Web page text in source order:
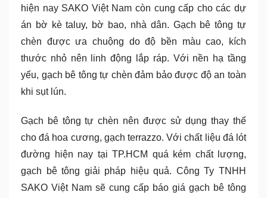
hiện nay SAKO Việt Nam còn cung cấp cho các dự
án bờ kè taluy, bờ bao, nhà dân. Gạch bê tông tự
chèn được ưa chuộng do độ bền màu cao, kích
thước nhỏ nên linh động lắp ráp. Với nền hạ tầng
yếu, gạch bê tông tự chèn đảm bảo được độ an toàn
khi sụt lún.
Gạch bê tông tự chèn nên được sử dụng thay thế
cho đá hoa cương, gạch terrazzo. Với chất liệu đá lót
đường hiện nay tại TP.HCM quá kém chất lượng,
gạch bê tông giải pháp hiệu quả. Công Ty TNHH
SAKO Việt Nam sẽ cung cấp báo giá gạch bê tông